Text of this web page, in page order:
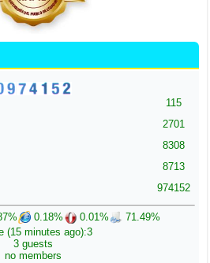
115
2701
8308
8713
974152
0.18% 0.01%
71.49%
(15 minutes ago):3
3 guests
no members